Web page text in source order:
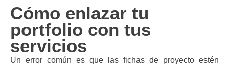
Cómo enlazar tu
portfolio con tus
servicios
Un error común es que las fichas de proyecto estén